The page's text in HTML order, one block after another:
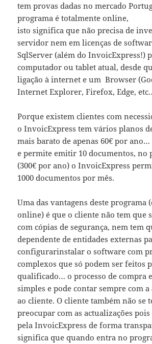
tem provas dadas no mercado
programa é totalmente online,
isto significa que não precisa de
servidor nem em licenças de
SqlServer (além do InvoicExpress!)
computador ou tablet atual, desde
ligação à internet e um Browser
Internet Explorer, Firefox, Edge,
Porque existem clientes com
o InvoicExpress tem vários planos
mais barato de apenas 60€ por ano…
e permite emitir 10 documentos, no
(300€ por ano) o InvoicExpress
1000 documentos por mês.
Uma das vantagens deste programa
online) é que o cliente não tem que
com cópias de segurança, nem tem
dependente de entidades externas
configurarinstalar o software com
complexos que só podem ser feitos
qualificado… o processo de compra
simples e pode contar sempre com
ao cliente. O cliente também não se
preocupar com as actualizações pois
pela InvoicExpress de forma
significa que quando entra no